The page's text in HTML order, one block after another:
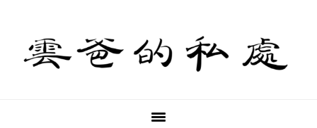
primary
navigation
content
primary
sidebar